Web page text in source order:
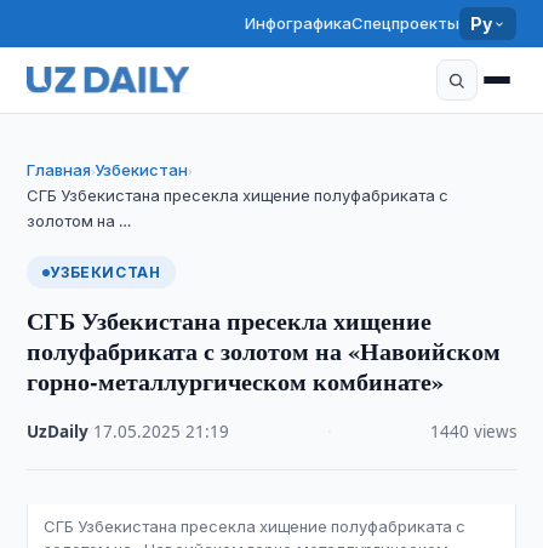
ИнфографикаСпецпроекты Ру
Главная›Узбекистан›
СГБ Узбекистана пресекла хищение полуфабриката с
золотом на …
УЗБЕКИСТАН
СГБ Узбекистана пресекла хищение
полуфабриката с золотом на «Навоийском
горно-металлургическом комбинате»
UzDaily 17.05.2025 ·21:19 1440 views
СГБ Узбекистана пресекла хищение полуфабриката с